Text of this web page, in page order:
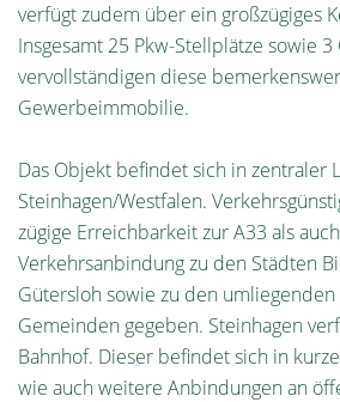
verfügt zudem über ein großzügiges
Insgesamt 25 Pkw-Stellplätze sowie 3
vervollständigen diese
Gewerbeimmobilie.
Das Objekt befindet sich in zentraler
Steinhagen/Westfalen.
zügige Erreichbarkeit zur A33 als
Verkehrsanbindung zu den Städten
Gütersloh sowie zu den
Gemeinden gegeben. Steinhagen
Bahnhof. Dieser befindet sich in
wie auch weitere Anbindungen an